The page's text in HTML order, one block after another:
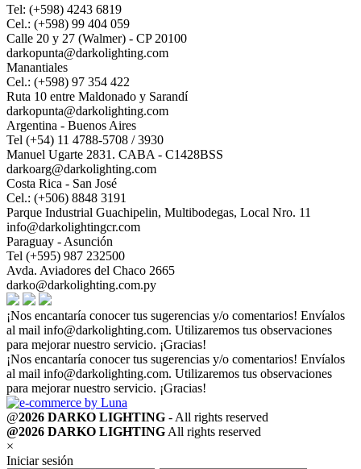
Tel: (+598) 4243 6819
Cel.: (+598) 99 404 059
Calle 20 y 27 (Walmer) - CP 20100
darkopunta@darkolighting.com
Manantiales
Cel.: (+598) 97 354 422
Ruta 10 entre Maldonado y Sarandí
darkopunta@darkolighting.com
Argentina - Buenos Aires
Tel (+54) 11 4788-5708 / 3930
Manuel Ugarte 2831. CABA - C1428BSS
darkoarg@darkolighting.com
Costa Rica - San José
Cel.: (+506) 8848 3191
Parque Industrial Guachipelin, Multibodegas, Local Nro. 11
info@darkolightingcr.com
Paraguay - Asunción
Tel (+595) 987 232500
Avda. Aviadores del Chaco 2665
darko@darkolighting.com.py
¡Nos encantaría conocer tus sugerencias y/o comentarios! Envíalos
al mail info@darkolighting.com. Utilizaremos tus observaciones
para mejorar nuestro servicio. ¡Gracias!
¡Nos encantaría conocer tus sugerencias y/o comentarios! Envíalos
al mail info@darkolighting.com. Utilizaremos tus observaciones
para mejorar nuestro servicio. ¡Gracias!
@2026 DARKO LIGHTING - All rights reserved
@2026 DARKO LIGHTINGAll rights reserved
×
Iniciar sesión